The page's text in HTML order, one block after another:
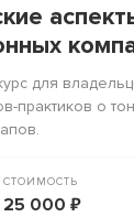
для
практиков о
СТОИМОСТЬ
25 000 ₽